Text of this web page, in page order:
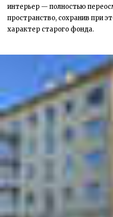
интерьер — полностью
пространство, сохранив при
характер старого фонда.